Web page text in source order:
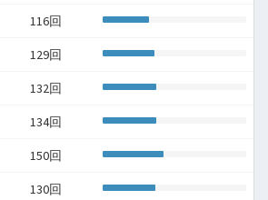
116回
129回
132回
134回
150回
130回